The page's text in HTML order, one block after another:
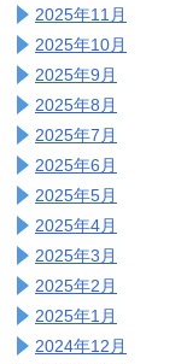
2025年11月
2025年10月
2025年9月
2025年8月
2025年7月
2025年6月
2025年5月
2025年4月
2025年3月
2025年2月
2025年1月
2024年12月